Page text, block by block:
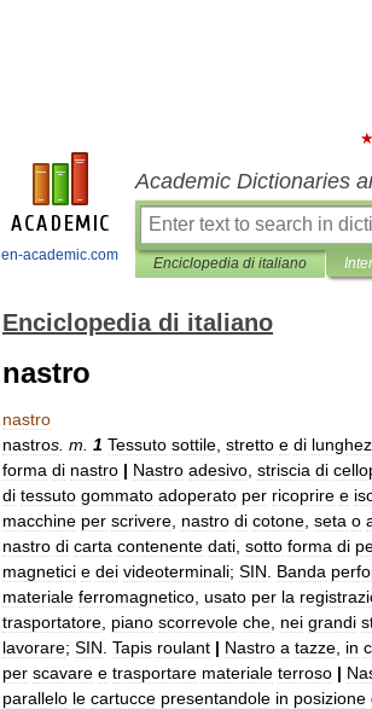
en-academic.com
Academic Dictionaries
Enciclopedia di italiano
Enciclopedia di italiano
nastro
nastro
nastros m 1 Tessuto sottile stretto e di
forma di nastro | Nastro adesivo striscia di
di tessuto gommato adoperato per ricoprire e
macchine per scrivere nastro di cotone seta o
nastro di carta contenente dati sotto forma di
magnetici e dei videoterminali; SIN Banda
materiale ferromagnetico usato per la
trasportatore piano scorrevole che nei grandi
lavorare; SIN Tapis roulant | Nastro a tazze in
per scavare e trasportare materiale terroso |
parallelo le cartucce presentandole in posizione